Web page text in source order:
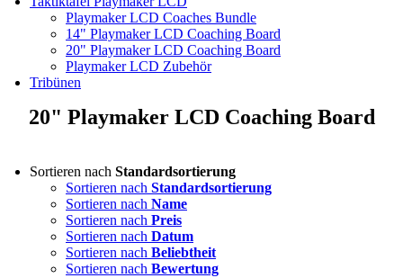
Playmaker LCD Coaches Bundle
14" Playmaker LCD Coaching Board
20" Playmaker LCD Coaching Board
Playmaker LCD Zubehör
Tribünen
20" Playmaker LCD Coaching Board
Sortieren nach Standardsortierung
Sortieren nach Standardsortierung
Sortieren nach Name
Sortieren nach Preis
Sortieren nach Datum
Sortieren nach Beliebtheit
Sortieren nach Bewertung